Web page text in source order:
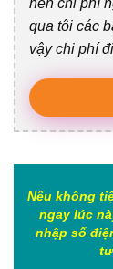
qua tôi các
vậy chi phí
Nếu không
ngay lúc
nhập số